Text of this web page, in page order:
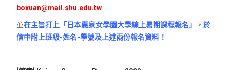
boxuan@mail.shu.edu.tw
並在主旨打上「日本惠泉女學園大學線上暑期課程報名」，於
信中附上班級-姓名-學號及上述兩份報名資料！